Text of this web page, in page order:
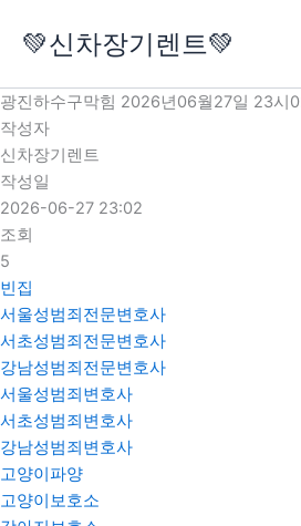
로
건
너
뛰
기
💚신차장기렌트💚
광진하수구막힘 2026년06월27일 23시
작성자
신차장기렌트
작성일
2026-06-27 23:02
조회
5
빈집
서울성범죄전문변호사
서초성범죄전문변호사
강남성범죄전문변호사
서울성범죄변호사
서초성범죄변호사
강남성범죄변호사
고양이파양
고양이보호소